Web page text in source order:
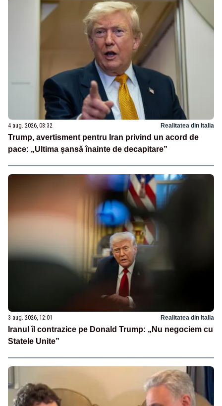
4 aug. 2026, 08:32 Realitatea din Italia
Trump, avertisment pentru Iran privind un acord de
pace: „Ultima șansă înainte de decapitare”
3 aug. 2026, 12:01 Realitatea din Italia
Iranul îl contrazice pe Donald Trump: „Nu negociem cu
Statele Unite”